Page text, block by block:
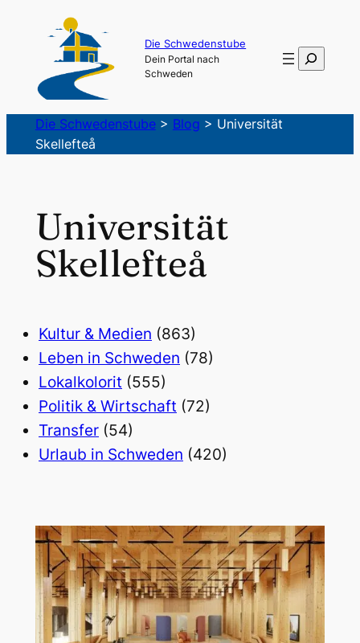
Die Schwedenstube
Dein Portal nach
Schweden
Suchen
Die Schwedenstube> Blog > Universität
Skellefteå
Universität
Skellefteå
Kultur & Medien (863)
Leben in Schweden (78)
Lokalkolorit (555)
Politik & Wirtschaft (72)
Transfer (54)
Urlaub in Schweden (420)